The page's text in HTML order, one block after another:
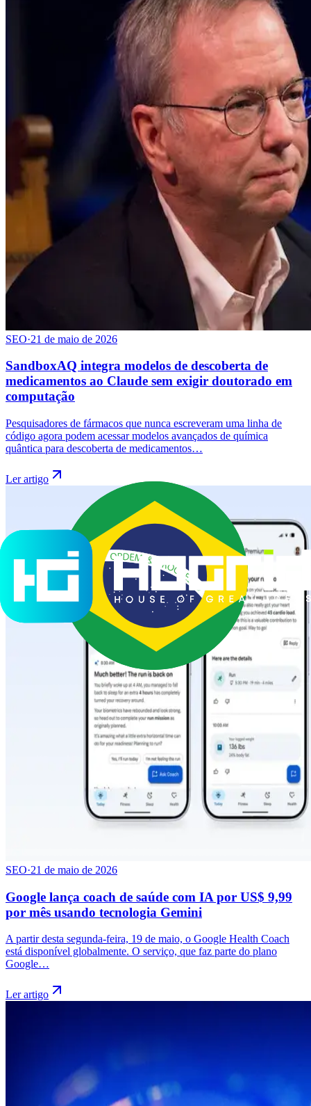
SEO·21 de maio de 2026
SandboxAQ integra modelos de descoberta de
medicamentos ao Claude sem exigir doutorado em
computação
Pesquisadores de fármacos que nunca escreveram uma linha de
código agora podem acessar modelos avançados de química
quântica para descoberta de medicamentos…
Ler artigo
SEO·21 de maio de 2026
Google lança coach de saúde com IA por US$ 9,99
por mês usando tecnologia Gemini
A partir desta segunda-feira, 19 de maio, o Google Health Coach
está disponível globalmente. O serviço, que faz parte do plano
Google…
Ler artigo